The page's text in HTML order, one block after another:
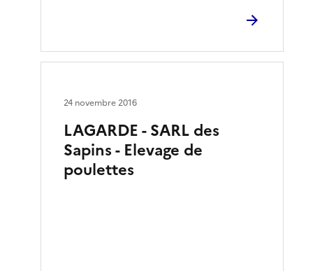
LAGARDE - SARL des
Sapins - Elevage de
poulettes
24 novembre 2016